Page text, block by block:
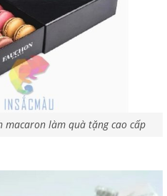
macaron làm quà tặng cao cấp